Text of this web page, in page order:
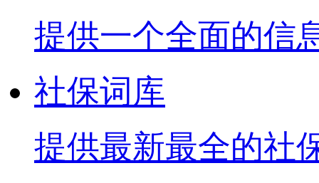
提供一个全面的信
社保词库
提供最新最全的社